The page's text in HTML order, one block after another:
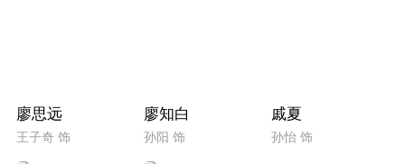
廖思远
王子奇 饰
廖知白
孙阳 饰
戚夏
孙怡 饰